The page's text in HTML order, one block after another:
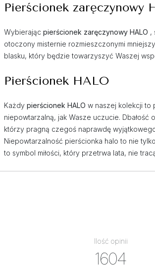
Pierścionek zaręczynowy
Wybierając pierścionek zaręczynowy HALO ,
otoczony misternie rozmieszczonymi
blasku, który będzie towarzyszyć Waszej
Pierścionek HALO
Każdy pierścionek HALO w naszej kolekcji to
niepowtarzalną, jak Wasze uczucie.
którzy pragną czegoś naprawdę
Niepowtarzalność pierścionka halo to nie
to symbol miłości, który przetrwa lata, nie
Ilość opinii
1604